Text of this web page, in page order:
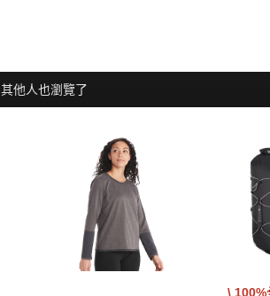
其他人也瀏覽了